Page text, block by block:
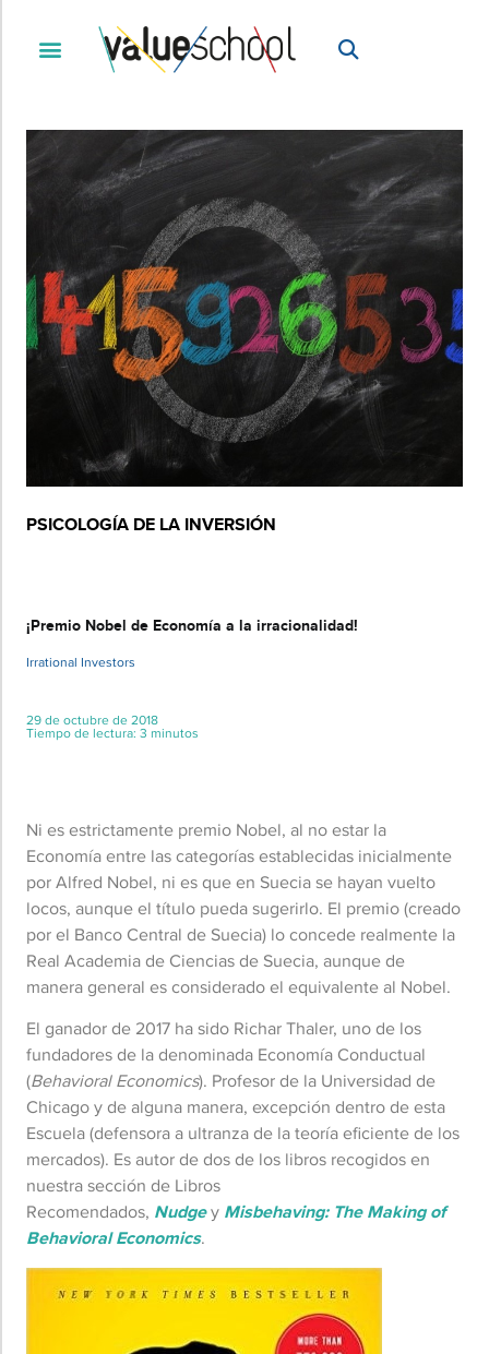
PSICOLOGÍA DE LA INVERSIÓN
¡Premio Nobel de Economía a la irracionalidad!
Irrational Investors
29 de octubre de 2018
Tiempo de lectura: 3 minutos
Ni es estrictamente premio Nobel, al no estar la
Economía entre las categorías establecidas inicialmente
por Alfred Nobel, ni es que en Suecia se hayan vuelto
locos, aunque el título pueda sugerirlo. El premio (creado
por el Banco Central de Suecia) lo concede realmente la
Real Academia de Ciencias de Suecia, aunque de
manera general es considerado el equivalente al Nobel.
El ganador de 2017 ha sido Richar Thaler, uno de los
fundadores de la denominada Economía Conductual
(Behavioral Economics). Profesor de la Universidad de
Chicago y de alguna manera, excepción dentro de esta
Escuela (defensora a ultranza de la teoría eficiente de los
mercados). Es autor de dos de los libros recogidos en
nuestra sección de Libros
Recomendados, Nudgey Misbehaving: The Making of
Behavioral Economics.